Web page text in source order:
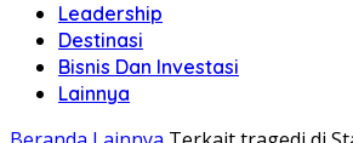
Leadership
Destinasi
Bisnis Dan Investasi
Lainnya